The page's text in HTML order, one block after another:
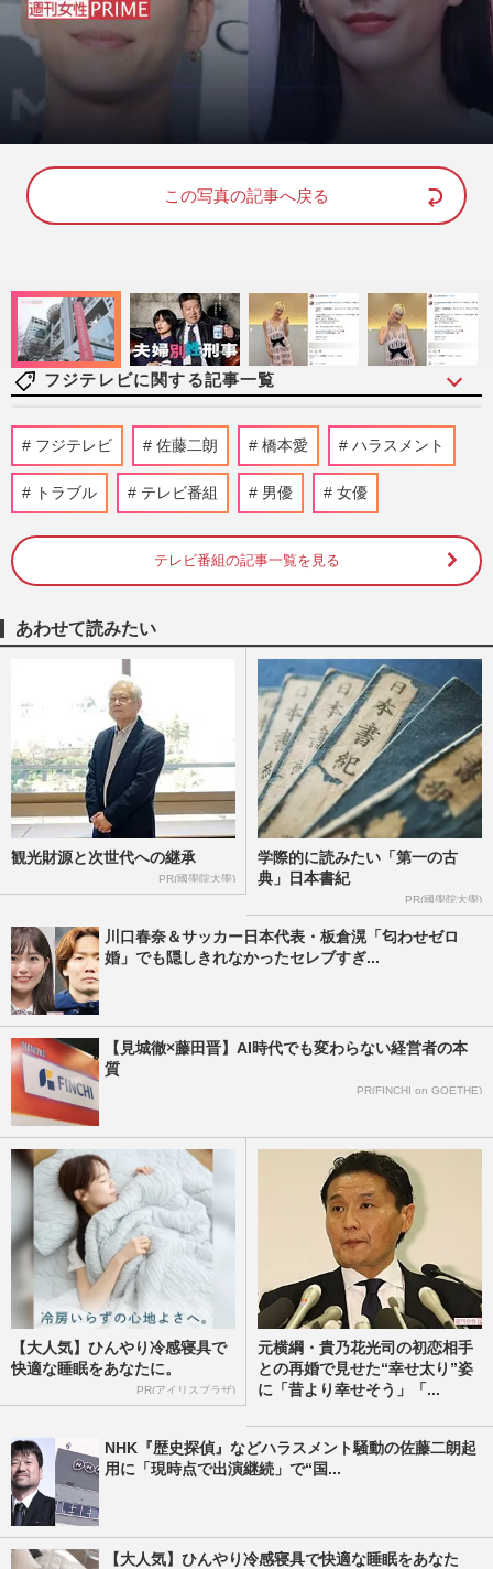
n
u
o
d
:
この写真の記事へ戻る
フジテレビに関する記事一覧
『Aぇ!group』末澤誠也、村重杏奈とのデ
ート企画で見せた“オレ様”本性「ちっこい
なこの男」ファンの擁護…
『週刊女性』編集部
NHK『歴史探偵』などハラスメント騒動
の佐藤二朗起用に「現時点で出演継続」
週刊女性PRIME
反町隆史主演ドラマ『GTO』の視聴率下
落は“イメージ”の違いか「あんまりGTO
感がない」旧作ファンが求めて…
週刊女性PRIME 2026/7/29
GACKT主演月9『ブラックトリック』スタ
ートも《セリフ聞き取りづらいの声も》…
生瀬勝久出演で『リーガル…
2026/7/27
TBS日曜劇場『VIVANT』や映画『キング
フジテレビ 佐藤二朗 橋本愛 ハラスメント
トラブル テレビ番組 男優 女優
テレビ番組の記事一覧を見る
あわせて読みたい
観光財源と次世代への継承
PR(國學院大學)
学際的に読みたい「第一の古
典」日本書紀
PR(國學院大學)
川口春奈＆サッカー日本代表・板倉滉「匂わせゼロ
婚」でも隠しきれなかったセレブすぎ...
【見城徹×藤田晋】AI時代でも変わらない経営者の本
質
PR(FINCHI on GOETHE)
【大人気】ひんやり冷感寝具で
快適な睡眠をあなたに。
PR(アイリスプラザ)
元横綱・貴乃花光司の初恋相手
との再婚で見せた“幸せ太り”姿
に「昔より幸せそう」「...
NHK『歴史探偵』などハラスメント騒動の佐藤二朗起
用に「現時点で出演継続」で“国...
【大人気】ひんやり冷感寝具で快適な睡眠をあなた